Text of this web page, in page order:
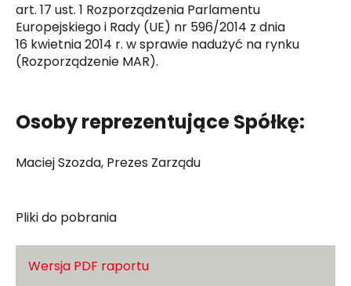
art. 17 ust. 1 Rozporządzenia Parlamentu
Europejskiego i Rady (UE) nr 596/2014 z dnia
16 kwietnia 2014 r. w sprawie nadużyć na rynku
(Rozporządzenie MAR).
Osoby reprezentujące Spółkę:
Maciej Szozda, Prezes Zarządu
Pliki do pobrania
Wersja PDF raportu